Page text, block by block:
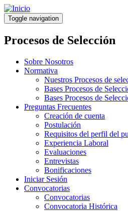
Pasar
al
contenido
principal
Toggle navigation
Procesos de Selección
Sobre Nosotros
Normativa
Nuestros Procesos de
Bases Procesos de
Bases Procesos de
Preguntas Frecuentes
Creación de cuenta
Postulación
Requisitos del perfil del
Experiencia Laboral
Evaluaciones
Entrevistas
Bonificaciones
Iniciar Sesión
Convocatorias
Convocatorias
Convocatoria Histórica